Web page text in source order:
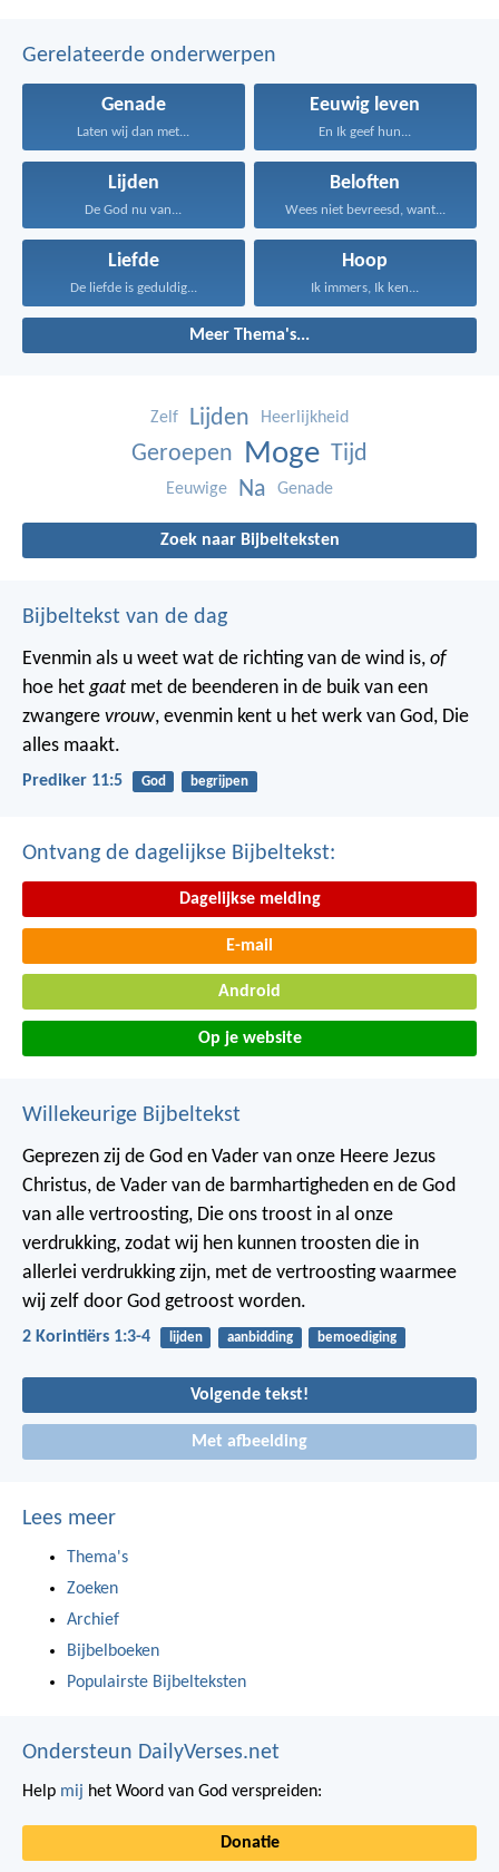
Gerelateerde onderwerpen
Genade
Laten wij dan met...
Eeuwig leven
En Ik geef hun...
Lijden
De God nu van...
Beloften
Wees niet bevreesd, want...
Liefde
De liefde is geduldig...
Hoop
Ik immers, Ik ken...
Meer Thema's...
Zelf Lijden Heerlijkheid
Geroepen Moge Tijd
Eeuwige Na Genade
Zoek naar Bijbelteksten
Bijbeltekst van de dag
Evenmin als u weet wat de richting van de wind is, of
hoe hetgaat met de beenderen in de buik van een
zwangere vrouw, evenmin kent u het werk van God, Die
alles maakt.
Prediker 11:5 God begrijpen
Ontvang de dagelijkse Bijbeltekst:
Dagelijkse melding
E-mail
Android
Op je website
Willekeurige Bijbeltekst
Geprezen zij de God en Vader van onze Heere Jezus
Christus, de Vader van de barmhartigheden en de God
van alle vertroosting, Die ons troost in al onze
verdrukking, zodat wij hen kunnen troosten die in
allerlei verdrukking zijn, met de vertroosting waarmee
wij zelf door God getroost worden.
2 Korintiërs 1:3-4 lijden aanbidding bemoediging
Volgende tekst!
Met afbeelding
Lees meer
Thema's
Zoeken
Archief
Bijbelboeken
Populairste Bijbelteksten
Ondersteun DailyVerses.net
Help mij het Woord van God verspreiden:
Donatie